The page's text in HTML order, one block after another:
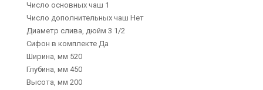
Число основных чаш 1
Число дополнительных чаш Нет
Диаметр слива, дюйм 3 1/2
Сифон в комплекте Да
Ширина, мм 520
Глубина, мм 450
Высота, мм 200